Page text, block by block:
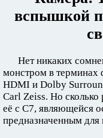
вспышкой
Нет никаких
монстром в терминах
HDMI и Dolby
Carl Zeiss. Но
её с C7, являющейся
предназначенным